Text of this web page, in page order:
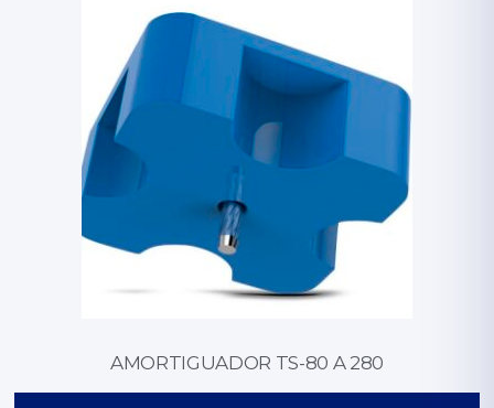
AMORTIGUADOR TS-80 A 280